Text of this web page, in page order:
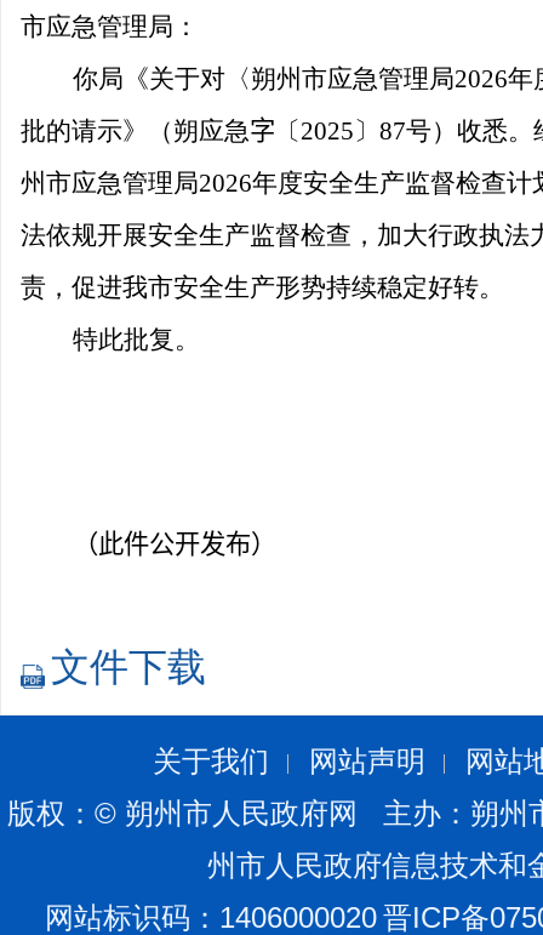
市应急管理局：
你局《关于对〈朔州市应急管理局2026年
批的请示》（朔应急字 〔2025〕 87号）收悉。
州市应急管理局2026年度安全生产监督检查
法依规开展安全生产监督检查，加大行政执
责，促进我市安全生产形势持续稳定好转。
特此批复。
（此件公开发布）
文件下载
关于我们 网站声明
网站
版权：© 朔州市人民政府网 主办：朔
州市人民政府信息技术和
网站标识码：1406000020晋ICP备